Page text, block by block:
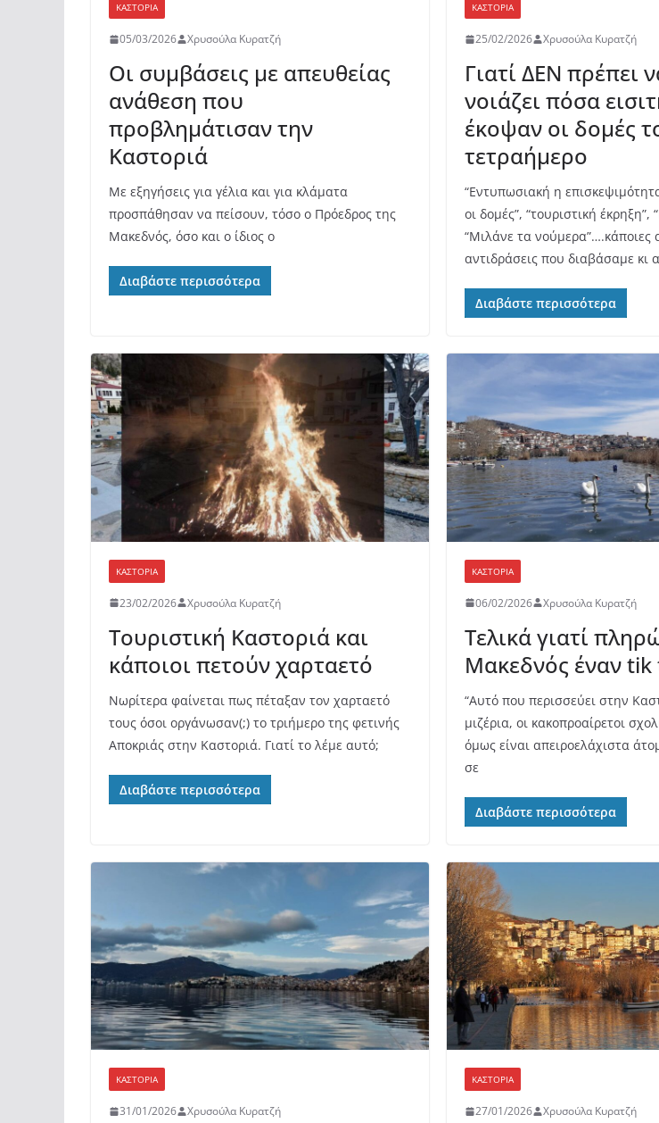
ΚΑΣΤΟΡΙΆ
05/03/2026 Χρυσούλα Κυρατζή
Οι συμβάσεις με απευθείας
ανάθεση που
προβλημάτισαν την
Καστοριά
Με εξηγήσεις για γέλια και για κλάματα
προσπάθησαν να πείσουν, τόσο ο Πρόεδρος της
Μακεδνός, όσο και ο ίδιος ο
Διαβάστε περισσότερα
ΚΑΣΤΟΡΙΆ
25/02/2026 Χρυσούλα Κυρατζή
Γιατί ΔΕΝ πρέπει
νοιάζει πόσα
έκοψαν οι δομές
τετραήμερο
“Εντυπωσιακή η
οι δομές”, “τουριστική έκρηξη”,
“Μιλάνε τα νούμερα”….κάποιες
αντιδράσεις που διαβάσαμε κι
Διαβάστε περισσότερα
ΚΑΣΤΟΡΙΆ
23/02/2026 Χρυσούλα Κυρατζή
Τουριστική Καστοριά και
κάποιοι πετούν χαρταετό
Νωρίτερα φαίνεται πως πέταξαν τον χαρταετό
τους όσοι οργάνωσαν(;) το τριήμερο της φετινής
Αποκριάς στην Καστοριά. Γιατί το λέμε αυτό;
Διαβάστε περισσότερα
ΚΑΣΤΟΡΙΆ
06/02/2026 Χρυσούλα Κυρατζή
Τελικά γιατί
Μακεδνός έναν
“Αυτό που περισσεύει στην
μιζέρια, οι κακοπροαίρετοι
όμως είναι απειροελάχιστα
σε
Διαβάστε περισσότερα
ΚΑΣΤΟΡΙΆ
31/01/2026 Χρυσούλα Κυρατζή
ΚΑΣΤΟΡΙΆ
27/01/2026 Χρυσούλα Κυρατζή